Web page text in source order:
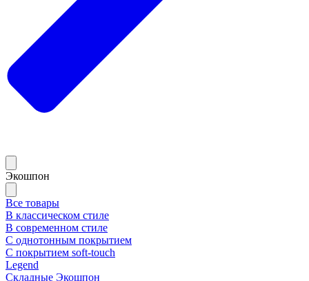
Экошпон
Все товары
В классическом стиле
В современном стиле
С однотонным покрытием
С покрытием soft-touch
Legend
Складные Экошпон